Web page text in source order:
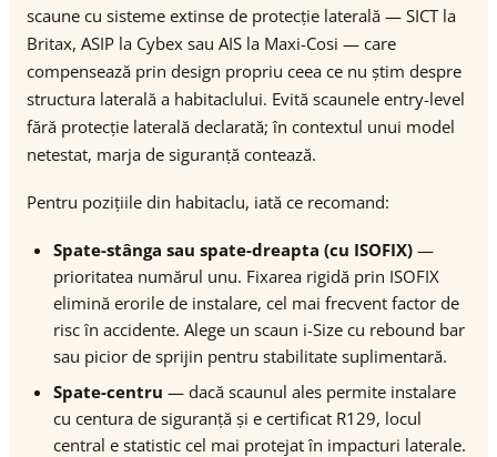
scaune cu sisteme extinse de protecție laterală — SICT la
Britax, ASIP la Cybex sau AIS la Maxi-Cosi — care
compensează prin design propriu ceea ce nu știm despre
structura laterală a habitaclului. Evită scaunele entry-level
fără protecție laterală declarată; în contextul unui model
netestat, marja de siguranță contează.
Pentru pozițiile din habitaclu, iată ce recomand:
Spate-stânga sau spate-dreapta (cu ISOFIX) —
prioritatea numărul unu. Fixarea rigidă prin ISOFIX
elimină erorile de instalare, cel mai frecvent factor de
risc în accidente. Alege un scaun i-Size cu rebound bar
sau picior de sprijin pentru stabilitate suplimentară.
Spate-centru — dacă scaunul ales permite instalare
cu centura de siguranță și e certificat R129, locul
central e statistic cel mai protejat în impacturi laterale.